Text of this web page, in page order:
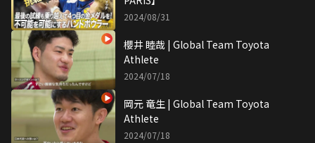
2024/08/31
櫻井 睦哉 | Global Team Toyota
Athlete
2024/07/18
岡元 竜生 | Global Team Toyota
Athlete
2024/07/18